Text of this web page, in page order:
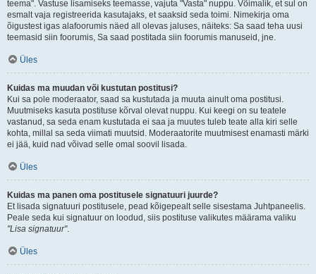
teema". Vastuse lisamiseks teemasse, vajuta "Vasta" nuppu. Võimalik, et sul on
esmalt vaja registreerida kasutajaks, et saaksid seda toimi. Nimekirja oma
õigustest igas alafoorumis näed all olevas jaluses, näiteks: Sa saad teha uusi
teemasid siin foorumis, Sa saad postitada siin foorumis manuseid, jne.
Üles
Kuidas ma muudan või kustutan postitusi?
Kui sa pole moderaator, saad sa kustutada ja muuta ainult oma postitusi.
Muutmiseks kasuta postituse kõrval olevat nuppu. Kui keegi on su teatele
vastanud, sa seda enam kustutada ei saa ja muutes tuleb teate alla kiri selle
kohta, millal sa seda viimati muutsid. Moderaatorite muutmisest enamasti märki
ei jää, kuid nad võivad selle omal soovil lisada.
Üles
Kuidas ma panen oma postitusele signatuuri juurde?
Et lisada signatuuri postitusele, pead kõigepealt selle sisestama Juhtpaneelis.
Peale seda kui signatuur on loodud, siis postituse valikutes määrama valiku
"Lisa signatuur".
Üles